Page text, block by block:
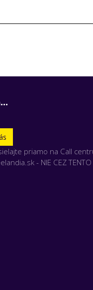
priamo na Call
- NIE CEZ TENTO